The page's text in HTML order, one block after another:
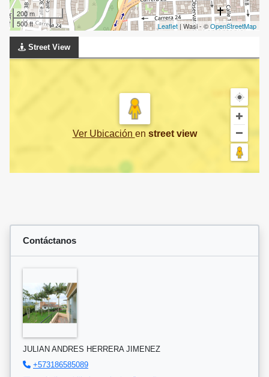
200 m
500 ft
Leaflet | Wasi - ©OpenStreetMap
Street View
Ver Ubicación en street view
Contáctanos
JULIAN ANDRES HERRERA JIMENEZ
+573186585089